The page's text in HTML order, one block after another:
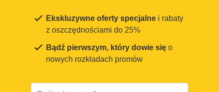
Ekskluzywne oferty specjalne i rabaty
z oszczędnościami do 25%
Bądź pierwszym, który dowie się o
nowych rozkładach promów